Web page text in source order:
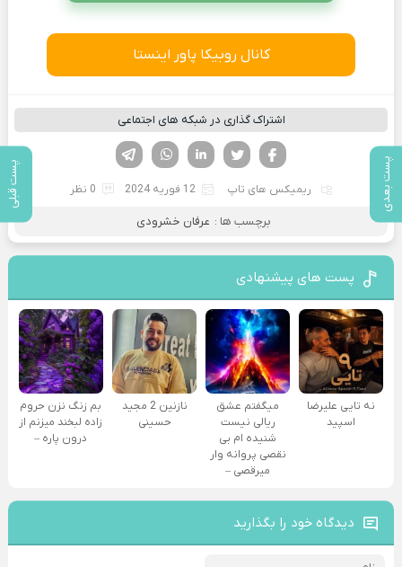
پست بعدی پست قبلی
کانال روبیکا پاور اینستا
اشتراک گذاری در شبکه های اجتماعی
لینکدین تویتر
فیسوک
ریمیکس های تاپ 12 فوریه 2024 0 نظر
برچسب ها : عرفان خشرودی
پست های پیشنهادی
نه تایی علیرضا
اسپید
میگفتم عشق
ریالی نیست
شنیده ام بی
نقصی پروانه وار
میرقصی –
نازنین 2 مجید
حسینی
بم زنگ نزن حروم
زاده لبخند میزنم از
درون پاره –
دیدگاه خود را بگذارید